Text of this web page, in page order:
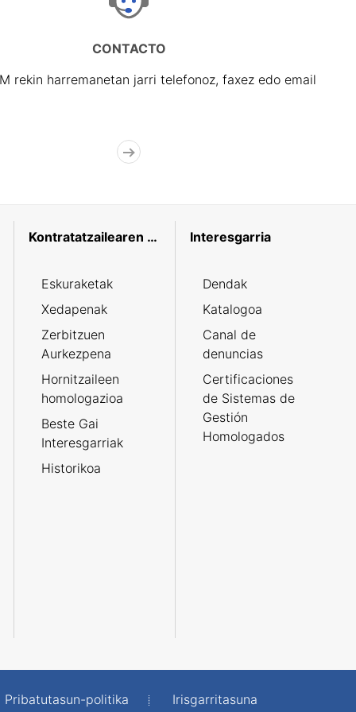
CONTACTO
rekin harremanetan jarri telefonoz, faxez edo email
Kontratatzailearen profila
Eskuraketak
Xedapenak
Zerbitzuen
Aurkezpena
Hornitzaileen
homologazioa
Beste Gai
Interesgarriak
Historikoa
Interesgarria
Dendak
Katalogoa
Canal de
denuncias
Certificaciones
de Sistemas de
Gestión
Homologados
Pribatutasun-politika Irisgarritasuna